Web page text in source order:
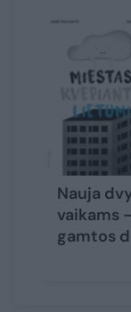
Nauja
vaikams
gamtos